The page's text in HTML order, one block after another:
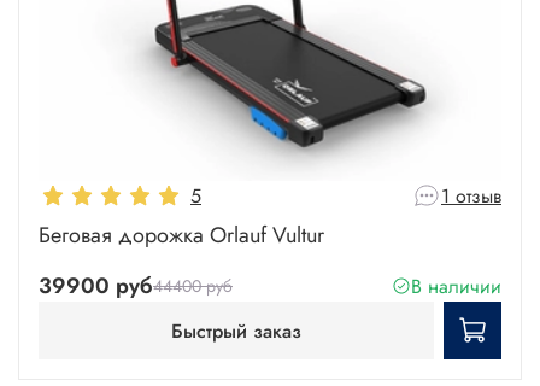
5 1 отзыв
Беговая дорожка Orlauf Vultur
39900 руб44400 руб
В наличии
Быстрый заказ